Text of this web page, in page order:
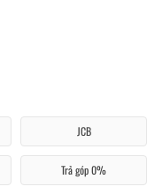
JCB
Trả góp 0%